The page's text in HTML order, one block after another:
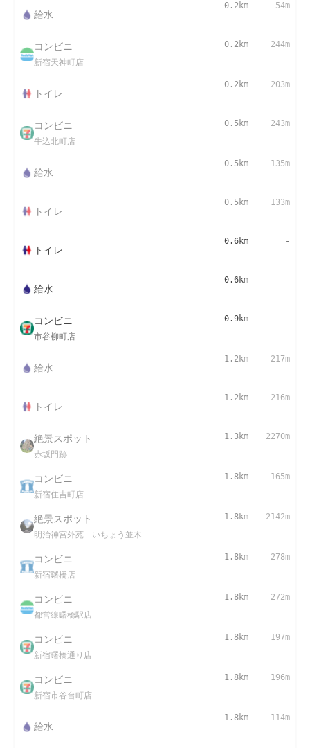
給水
0.2km 54m
コンビニ
新宿天神町店
0.2km 244m
トイレ
0.2km 203m
コンビニ
牛込北町店
0.5km 243m
給水
0.5km 135m
トイレ
0.5km 133m
トイレ
0.6km -
給水
0.6km -
コンビニ
市谷柳町店
0.9km -
給水
1.2km 217m
トイレ
1.2km 216m
絶景スポット
赤坂門跡
1.3km 2270m
コンビニ
新宿住吉町店
1.8km 165m
絶景スポット
明治神宮外苑 いちょう並木
1.8km 2142m
コンビニ
新宿曙橋店
1.8km 278m
コンビニ
都営線曙橋駅店
1.8km 272m
コンビニ
新宿曙橋通り店
1.8km 197m
コンビニ
新宿市谷台町店
1.8km 196m
給水
1.8km 114m